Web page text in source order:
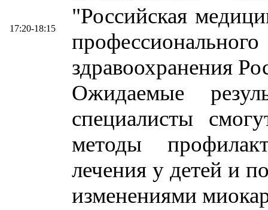
17:20-18:15
"Российская
здравоохранения
Ожидаемые
специалисты
методы
лечения у детей и
изменениями